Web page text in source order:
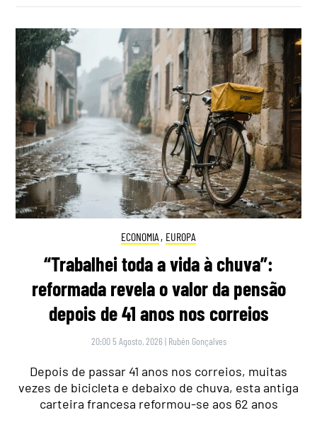
ECONOMIA , EUROPA
“Trabalhei toda a vida à chuva”:
reformada revela o valor da pensão
depois de 41 anos nos correios
20:00 5 Agosto, 2026 | Rubén Gonçalves
Depois de passar 41 anos nos correios, muitas
vezes de bicicleta e debaixo de chuva, esta antiga
carteira francesa reformou-se aos 62 anos